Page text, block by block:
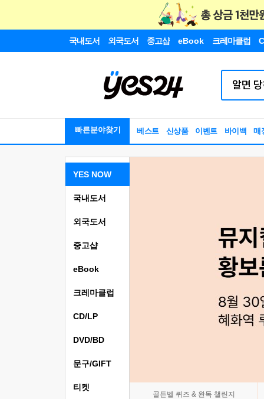
국내도서 외국도서 중고샵 eBook 크레마클럽
빠른분야찾기 베스트 신상품 이벤트 바이백 매
YES NOW
골든벨 퀴즈 & 완독 챌린지
국내도서
외국도서
중고샵
eBook
크레마클럽
CD/LP
DVD/BD
문구/GIFT
티켓